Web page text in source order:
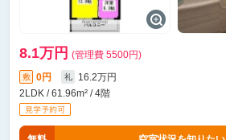
8.1万円 (管理費 5500円)
敷 0円 礼
16.2万円
2LDK / 61.96m² / 4階